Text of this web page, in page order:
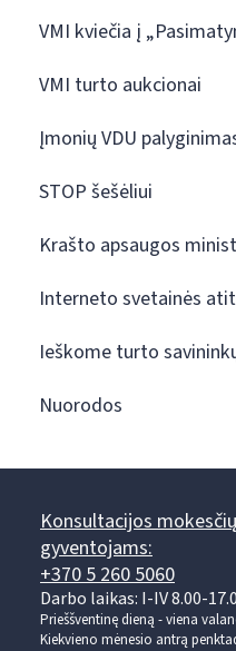
VMI kviečia į
VMI turto aukcionai
Įmonių VDU
STOP šešėliui
Krašto apsaugos
Interneto svetainės
Ieškome turto
Nuorodos
Konsultacijos
gyventojams:
+370 5 260 5060
Darbo laikas: I-IV 8.00-
Prieššventinę dieną - viena
Kiekvieno mėnesio antrą